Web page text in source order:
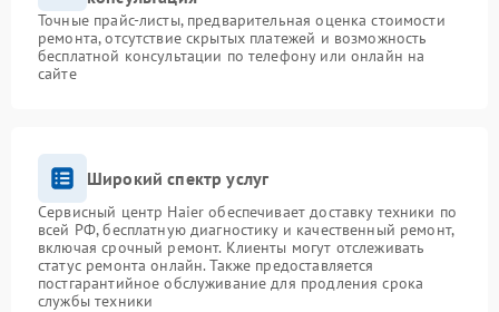
Точные прайс-листы, предварительная оценка стоимости
ремонта, отсутствие скрытых платежей и возможность
бесплатной консультации по телефону или онлайн на
сайте
Широкий спектр услуг
Сервисный центр Haier обеспечивает доставку техники по
всей РФ, бесплатную диагностику и качественный ремонт,
включая срочный ремонт. Клиенты могут отслеживать
статус ремонта онлайн. Также предоставляется
постгарантийное обслуживание для продления срока
службы техники